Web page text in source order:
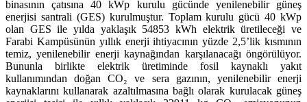
binasının çatısına 40 kWp kurulu gücünde yenilenebilir güneş
enerjisi santrali (GES) kurulmuştur. Toplam kurulu gücü 40 kWp
olan GES ile yılda yaklaşık 54853 kWh elektrik üretileceği ve
Farabi Kampüsünün yıllık enerji ihtiyacının yüzde 2,5’lik kısmının
temiz, yenilenebilir enerji kaynağından karşılanacağı öngörülüyor.
Bununla birlikte elektrik üretiminde fosil kaynaklı yakıt
kullanımından doğan CO₂ ve sera gazının, yenilenebilir enerji
kaynaklarını kullanarak azaltılmasına bağlı olarak kurulacak güneş